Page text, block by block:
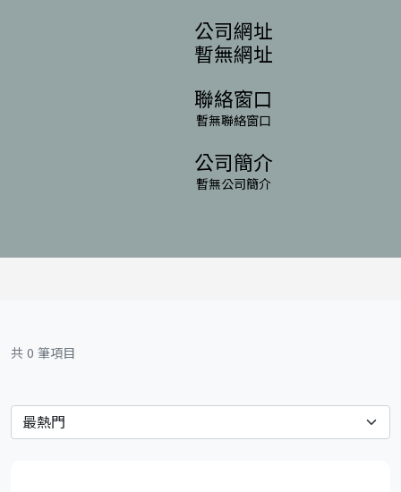
公司網址
暫無網址
聯絡窗口
暫無聯絡窗口
公司簡介
暫無公司簡介
共 0 筆項目